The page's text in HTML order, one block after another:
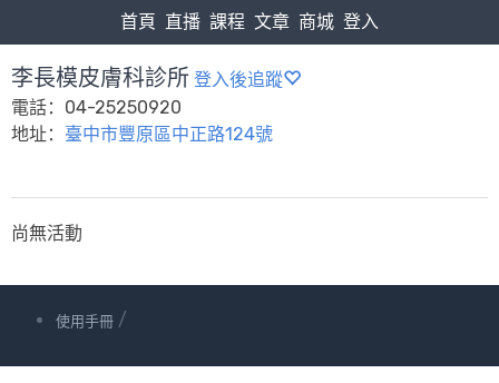
首頁 直播 課程 文章 商城 登入
李長模皮膚科診所 登入後追蹤
電話：04-25250920
地址： 臺中市豐原區中正路124號
尚無活動
使用手冊 /